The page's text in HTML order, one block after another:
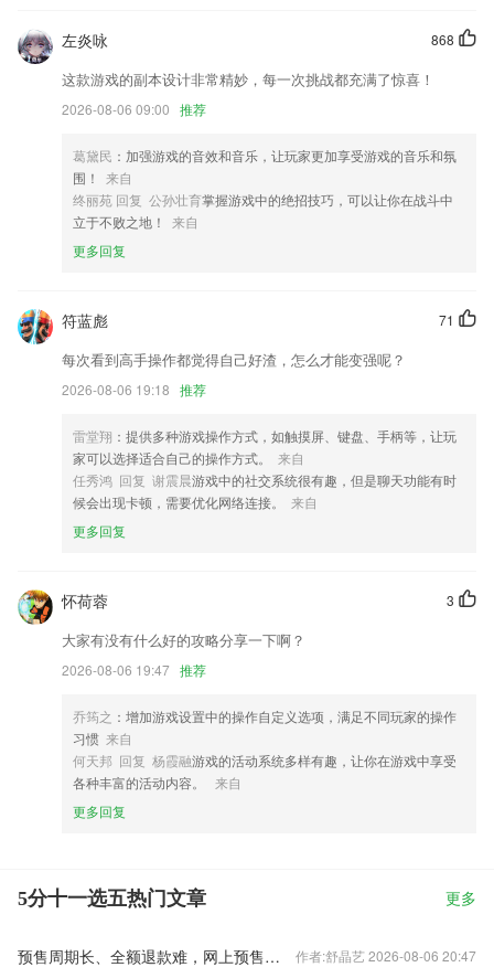
商品颜色和规格尺码属性支持搜索
上线换背景功能
迭代代码，降低电视遥控器的使用延迟
提升了详情页视频内容清晰度上限
增加设备权限动态申请功能
联系我们
以上就是5分十一选五的介绍，如果您喜欢这款软件，您可以到应用商店
进行打分评论，说出您的使用经历，以帮助我们更好的对产品进行优化修
868
左炎咏
这款游戏的副本设计非常精妙，每一次挑战都充满了惊喜！
2026-08-06 09:00 推荐
葛黛民 ：加强游戏的音效和音乐，让玩家更加享受游戏的音乐和氛
围！
来自
终丽苑 回复 公孙壮育掌握游戏中的绝招技巧，可以让你在战斗中
立于不败之地！
来自
更多回复
71
符蓝彪
每次看到高手操作都觉得自己好渣，怎么才能变强呢？
2026-08-06 19:18 推荐
雷堂翔 ：提供多种游戏操作方式，如触摸屏、键盘、手柄等，让玩
家可以选择适合自己的操作方式。
来自
任秀鸿 回复 谢震晨游戏中的社交系统很有趣，但是聊天功能有时
候会出现卡顿，需要优化网络连接。
来自
更多回复
3
怀荷蓉
大家有没有什么好的攻略分享一下啊？
2026-08-06 19:47 推荐
乔筠之 ：增加游戏设置中的操作自定义选项，满足不同玩家的操作
习惯 来自
何天邦 回复 杨霞融游戏的活动系统多样有趣，让你在游戏中享受
各种丰富的活动内容。
来自
更多回复
5分十一选五热门文章 更多
预售周期长、全额退款难，网上预售票套路埋得深 作者:舒晶艺 2026-08-06 20:47